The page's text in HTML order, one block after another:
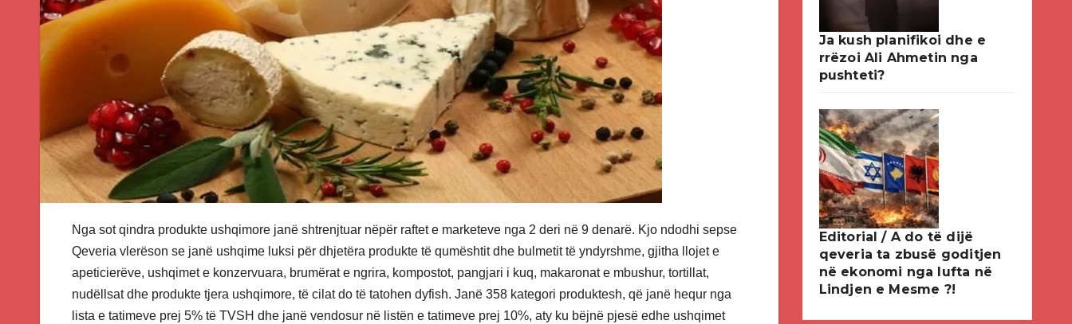
Nga sot qindra produkte ushqimore janë shtrenjtuar nëpër raftet e marketeve nga 2 deri në 9 denarë. Kjo ndodhi sepse
Qeveria vlerëson se janë ushqime luksi për dhjetëra produkte të qumështit dhe bulmetit të yndyrshme, gjitha llojet e
apeticierëve, ushqimet e konzervuara, brumërat e ngrira, kompostot, pangjari i kuq, makaronat e mbushur, tortillat,
nudëllsat dhe produkte tjera ushqimore, të cilat do të tatohen dyfish. Janë 358 kategori produktesh, që janë hequr nga
lista e tatimeve prej 5% të TVSH dhe janë vendosur në listën e tatimeve prej 10%, aty ku bëjnë pjesë edhe ushqimet
Ja kush planifikoi dhe e
rrëzoi Ali Ahmetin nga
pushteti?
Editorial / A do të dijë
qeveria ta zbusë goditjen
në ekonomi nga lufta në
Lindjen e Mesme ?!